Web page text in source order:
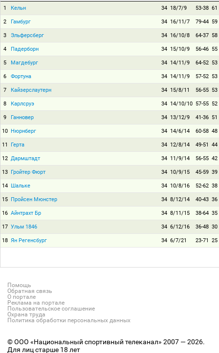
1 Кельн 34 18/7/9 53-38 61
2 Гамбург 34 16/11/7 79-44 59
3 Эльферсберг 34 16/10/8 64-37 58
4 Падерборн 34 15/10/9 56-46 55
5 Магдебург 34 14/11/9 64-52 53
6 Фортуна 34 14/11/9 57-52 53
7 Кайзерслаутерн 34 15/8/11 56-55 53
8 Карлсруэ 34 14/10/10 57-55 52
9 Ганновер 34 13/12/9 41-36 51
10 Нюрнберг 34 14/6/14 60-58 48
11 Герта 34 12/8/14 49-51 44
12 Дармштадт 34 11/9/14 56-55 42
13 Гройтер Фюрт 34 10/9/15 45-59 39
14 Шальке 34 10/8/16 52-62 38
15 Пройсен Мюнстер 34 8/12/14 40-43 36
16 Айнтрахт Бр 34 8/11/15 38-64 35
17 Ульм 1846 34 6/12/16 36-48 30
18 Ян Регенсбург 34 6/7/21 23-71 25
Помощь
Обратная связь
О портале
Реклама на портале
Пользовательское соглашение
Охрана труда
Политика обработки персональных данных
© ООО «Национальный спортивный телеканал» 2007 — 2026.
Для лиц старше 18 лет